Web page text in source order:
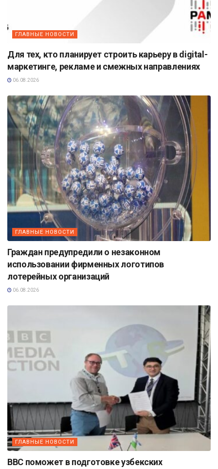
ГЛАВНЫЕ НОВОСТИ
Для тех, кто планирует строить карьеру в digital-
маркетинге, рекламе и смежных направлениях
06.08.2026
ГЛАВНЫЕ НОВОСТИ
Граждан предупредили о незаконном
использовании фирменных логотипов
лотерейных организаций
06.08.2026
ГЛАВНЫЕ НОВОСТИ
BBC поможет в подготовке узбекских